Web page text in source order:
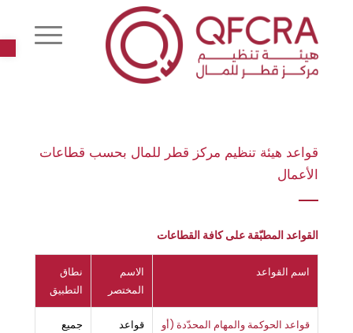
قواعد هيئة تنظيم مركز قطر للمال بحسب قطاعات
الأعمال
القواعد المطبّقة على كافة القطاعات
اسم القواعد
الاسم
المختصر
نطاق
التطبيق
قواعد الحوكمة والمهام المحدّدة (أو
قواعد
جميع